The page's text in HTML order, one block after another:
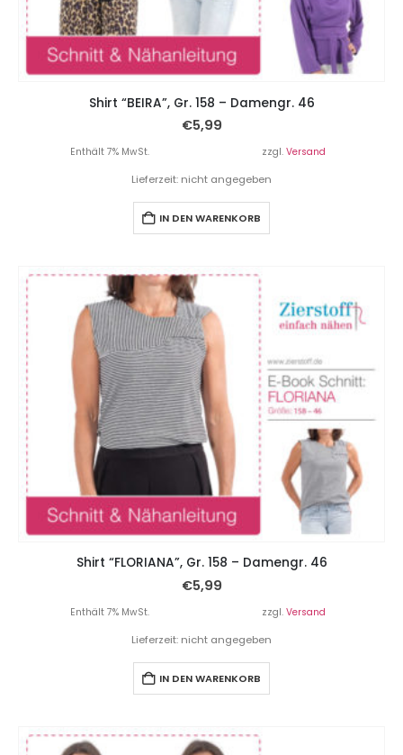
Shirt “BEIRA”, Gr. 158 – Damengr. 46
€5,99
Enthält 7% MwSt. zzgl. Versand
Lieferzeit: nicht angegeben
IN DEN WARENKORB
Shirt “FLORIANA”, Gr. 158 – Damengr. 46
€5,99
Enthält 7% MwSt. zzgl. Versand
Lieferzeit: nicht angegeben
IN DEN WARENKORB